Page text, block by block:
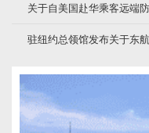
关于自美国赴华乘客远端
驻纽约总领馆发布关于东